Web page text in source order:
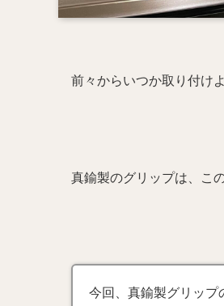
前々からいつか取り付け
真鍮製のグリップは、こ
今回、真鍮製グリップ